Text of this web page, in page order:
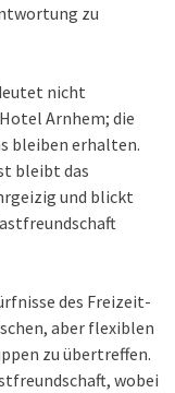
zu
nicht
Arnhem; die
bleiben erhalten.
bleibt das
und blickt
des Freizeit-
aber flexiblen
zu übertreffen.
wobei